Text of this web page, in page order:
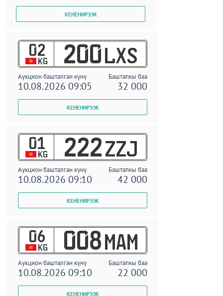
02
KG 200 LXS
Аукцион башталган күнү Баштапкы баа
10.08.2026 09:05 32 000
01
KG 222 ZZJ
Аукцион башталган күнү Баштапкы баа
10.08.2026 09:10 42 000
06
KG 008 MAM
Аукцион башталган күнү Баштапкы баа
10.08.2026 09:10 22 000